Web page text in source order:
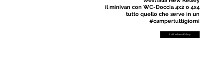
il minivan con WC-Doccia 4x2 o 4x4
tutto quello che serve in un
#campertuttigiorni
Listino New Kelsey